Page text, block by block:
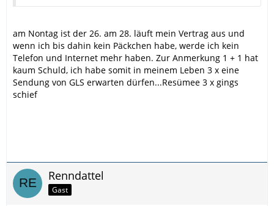
am Nontag ist der 26. am 28. läuft mein Vertrag aus und
wenn ich bis dahin kein Päckchen habe, werde ich kein
Telefon und Internet mehr haben. Zur Anmerkung 1 + 1 hat
kaum Schuld, ich habe somit in meinem Leben 3 x eine
Sendung von GLS erwarten dürfen...Resümee 3 x gings
schief
Renndattel
Gast